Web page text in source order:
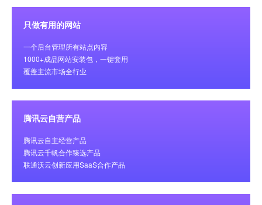
只做有用的网站
一个后台管理所有站点内容
1000+成品网站安装包，一键套用
覆盖主流市场全行业
腾讯云自营产品
腾讯云自主经营产品
腾讯云千帆合作臻选产品
联通沃云创新应用SaaS合作产品